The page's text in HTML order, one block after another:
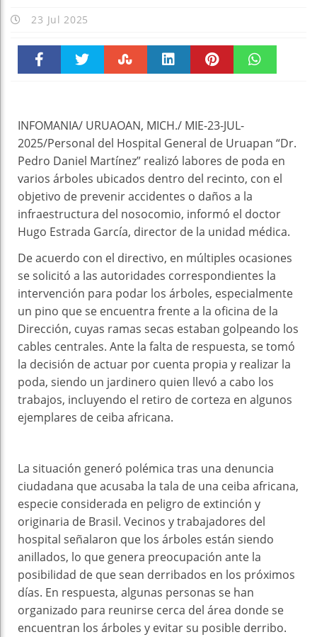
23 Jul 2025
INFOMANIA/ URUAOAN, MICH./ MIE-23-JUL-
2025/Personal del Hospital General de Uruapan “Dr.
Pedro Daniel Martínez” realizó labores de poda en
varios árboles ubicados dentro del recinto, con el
objetivo de prevenir accidentes o daños a la
infraestructura del nosocomio, informó el doctor
Hugo Estrada García, director de la unidad médica.
De acuerdo con el directivo, en múltiples ocasiones
se solicitó a las autoridades correspondientes la
intervención para podar los árboles, especialmente
un pino que se encuentra frente a la oficina de la
Dirección, cuyas ramas secas estaban golpeando los
cables centrales. Ante la falta de respuesta, se tomó
la decisión de actuar por cuenta propia y realizar la
poda, siendo un jardinero quien llevó a cabo los
trabajos, incluyendo el retiro de corteza en algunos
ejemplares de ceiba africana.
La situación generó polémica tras una denuncia
ciudadana que acusaba la tala de una ceiba africana,
especie considerada en peligro de extinción y
originaria de Brasil. Vecinos y trabajadores del
hospital señalaron que los árboles están siendo
anillados, lo que genera preocupación ante la
posibilidad de que sean derribados en los próximos
días. En respuesta, algunas personas se han
organizado para reunirse cerca del área donde se
encuentran los árboles y evitar su posible derribo.